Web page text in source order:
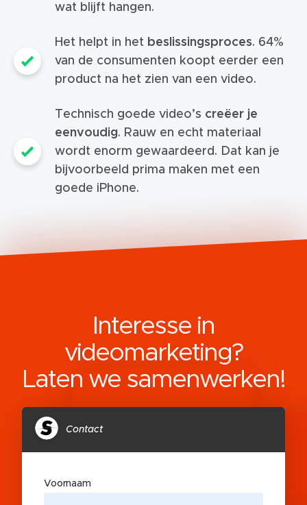
wat blijft hangen.
Het helpt in het beslissingsproces. 64%
van de consumenten koopt eerder een
product na het zien van een video.
Technisch goede video’s creëer je
eenvoudig. Rauw en echt materiaal
wordt enorm gewaardeerd. Dat kan je
bijvoorbeeld prima maken met een
goede iPhone.
Interesse in
videomarketing?
Laten we samenwerken!
Contact
Voornaam